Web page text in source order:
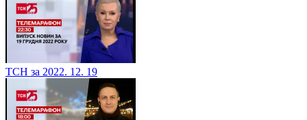
ТСН за 2022. 12. 19